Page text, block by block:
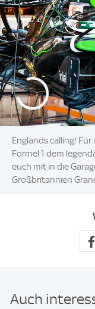
Englands calling!
Formel 1 dem
euch mit in die
Großbritannien
Auch